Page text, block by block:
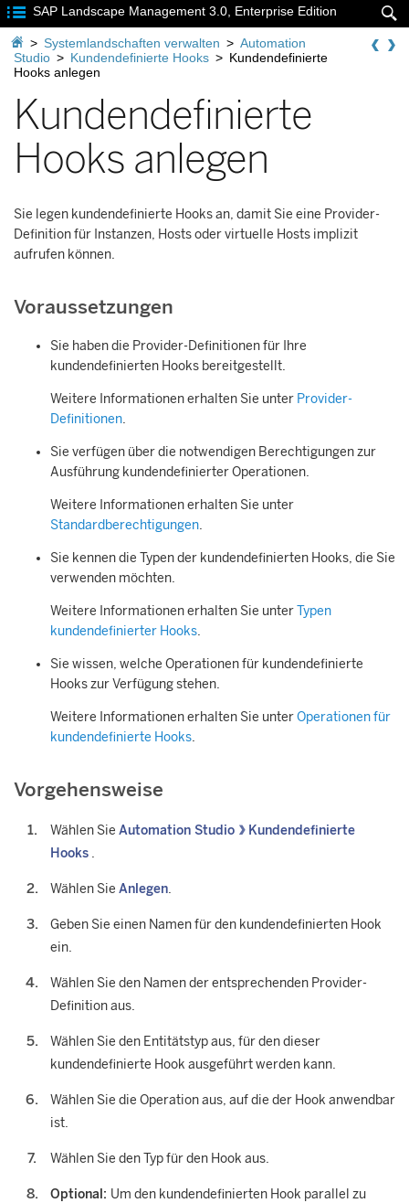

 SAP Landscape Management 3.0, Enterprise Edition
 > Systemlandschaften verwalten > Automation
Studio > Kundendefinierte Hooks > Kundendefinierte
Hooks anlegen
Kundendefinierte
Hooks anlegen
Sie legen kundendefinierte Hooks an, damit Sie eine Provider-
Definition für Instanzen, Hosts oder virtuelle Hosts implizit
aufrufen können.
Voraussetzungen
Sie haben die Provider-Definitionen für Ihre
kundendefinierten Hooks bereitgestellt.
Weitere Informationen erhalten Sie unter Provider-
Definitionen.
Sie verfügen über die notwendigen Berechtigungen zur
Ausführung kundendefinierter Operationen.
Weitere Informationen erhalten Sie unter
Standardberechtigungen.
Sie kennen die Typen der kundendefinierten Hooks, die Sie
verwenden möchten.
Weitere Informationen erhalten Sie unterTypen
kundendefinierter Hooks.
Sie wissen, welche Operationen für kundendefinierte
Hooks zur Verfügung stehen.
Weitere Informationen erhalten Sie unterOperationen für
kundendefinierte Hooks.
Vorgehensweise
Wählen Sie Automation Studio
Kundendefinierte
Hooks .
Wählen Sie Anlegen.
Geben Sie einen Namen für den kundendefinierten Hook
ein.
Wählen Sie den Namen der entsprechenden Provider-
Definition aus.
Wählen Sie den Entitätstyp aus, für den dieser
kundendefinierte Hook ausgeführt werden kann.
Wählen Sie die Operation aus, auf die der Hook anwendbar
ist.
Wählen Sie den Typ für den Hook aus.
Optional: Um den kundendefinierten Hook parallel zu